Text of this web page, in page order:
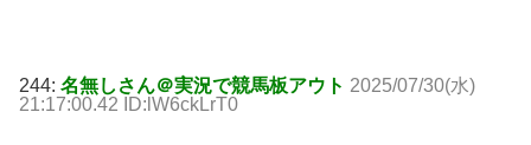
244: 名無しさん＠実況で競馬板アウト 2025/07/30(水)
21:17:00.42 ID:lW6ckLrT0